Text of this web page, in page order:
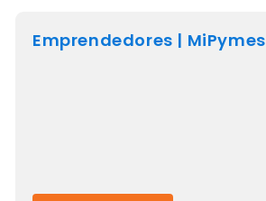
Emprendedores | MiPymes